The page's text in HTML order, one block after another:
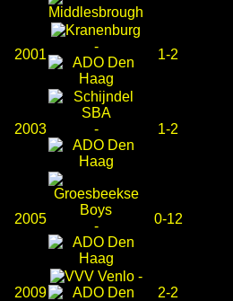
2001
-
1-2
2003 - 1-2
2005 - 0-12
2009
-
2-2